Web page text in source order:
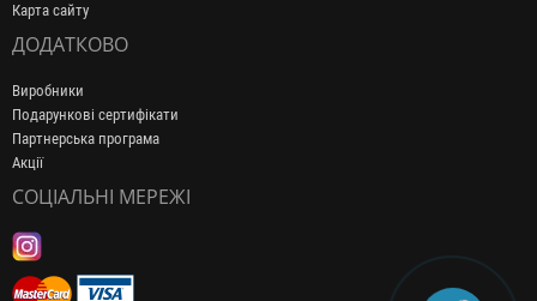
Карта сайту
ДОДАТКОВО
Виробники
Подарункові сертифікати
Партнерська програма
Акції
СОЦІАЛЬНІ МЕРЕЖІ